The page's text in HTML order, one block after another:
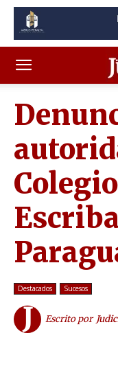
Destacados Sucesos
Escrito por